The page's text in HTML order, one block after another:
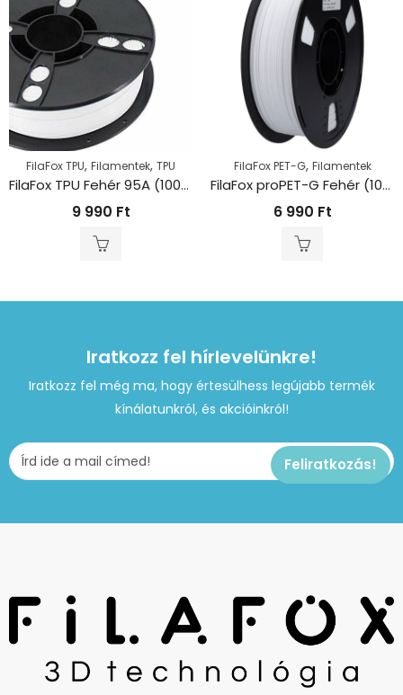
FilaFox TPU, Filamentek, TPU
FilaFox TPU Fehér 95A (1000g / 1,75mm)
9 990 Ft
FilaFox PET-G, Filamentek
FilaFox proPET-G Fehér (1000g / 1,75mm)
6 990 Ft
Iratkozz fel hírlevelünkre!
Iratkozz fel még ma, hogy értesülhess legújabb termék
kínálatunkról, és akcióinkról!